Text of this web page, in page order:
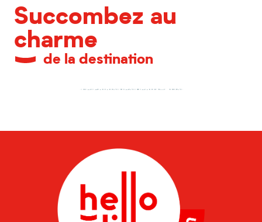
Succombez au
charme
de la destination
Le Palais des Beaux-Arts